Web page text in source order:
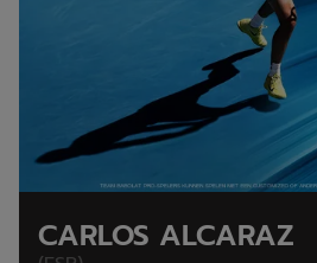
CARLOS ALCARAZ